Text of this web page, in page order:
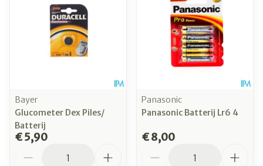
Bayer
Glucometer Dex Piles/
Batterij
€ 5,90
Panasonic
Panasonic Batterij Lr6 4
€ 8,00